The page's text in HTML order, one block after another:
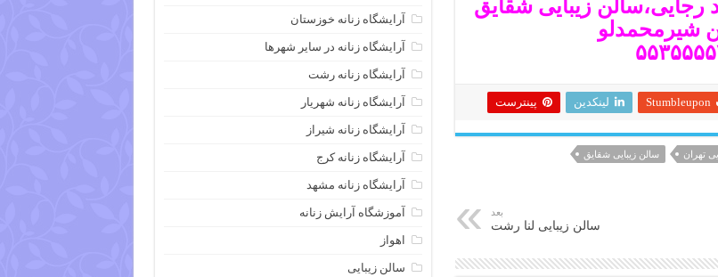
رجایی،سالن زیبایی شقایق
شیرمحمدلو
Stumbleupon لینکدین پینترست
تهران
سالن زیبایی شقایق
بعد
سالن زیبایی لنا رشت
آرایشگاه زنانه خوزستان
آرایشگاه زنانه در سایر شهرها
آرایشگاه زنانه رشت
آرایشگاه زنانه شهریار
آرایشگاه زنانه شیراز
آرایشگاه زنانه کرج
آرایشگاه زنانه مشهد
آموزشگاه آرایش زنانه
اهواز
سالن زیبایی